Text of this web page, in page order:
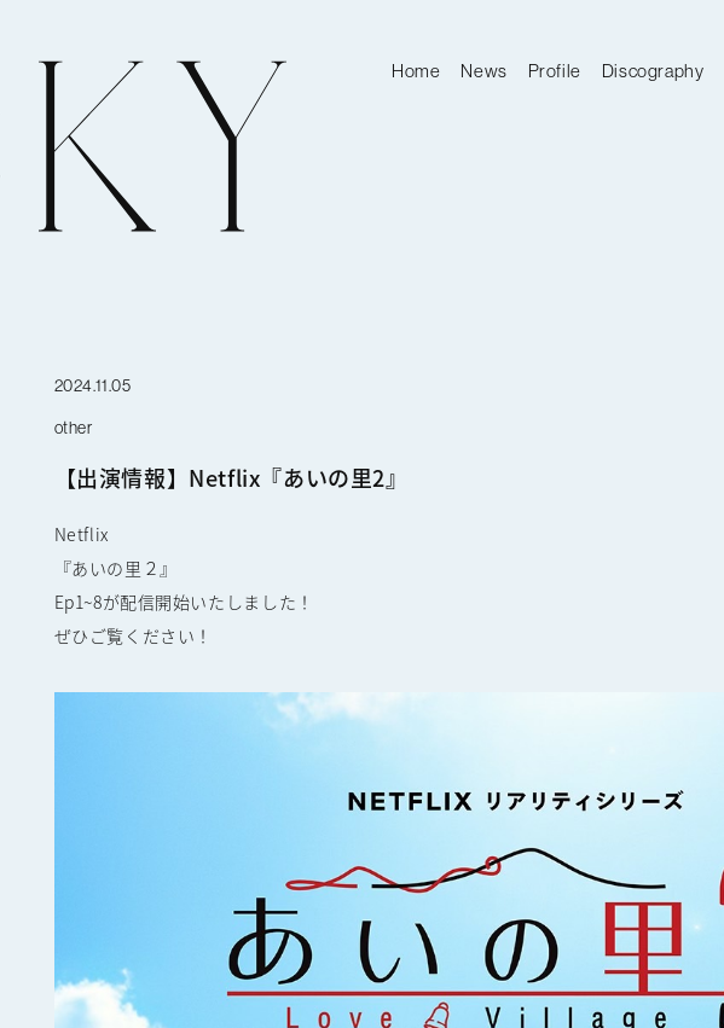
Home News Profile Discography
2024.11.05
other
【出演情報】Netflix『あいの里2』
Netflix
『あいの里２』
Ep1~8が配信開始いたしました！
ぜひご覧ください！